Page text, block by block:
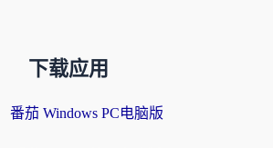
下载应用
番茄 Windows PC电脑版